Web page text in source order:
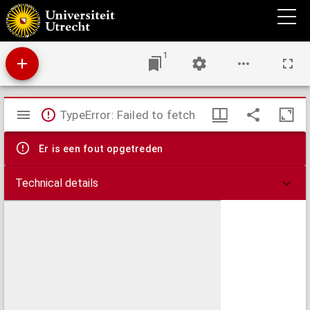
Plan de la ville et citadelle de Valenciennes : ville forte du comté d'Hainaut située sur la
riviere de l'Escaut : elle fut prise sur les Espagnols par les François le 17. mars en 1677.
1
Mirador
viewer
TypeError: Failed to fetch
Er is een fout opgetreden
Technical details